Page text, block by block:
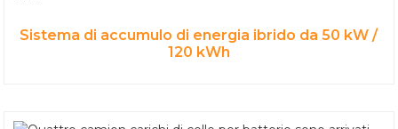
Sistema di accumulo di energia ibrido da 50 kW /
120 kWh